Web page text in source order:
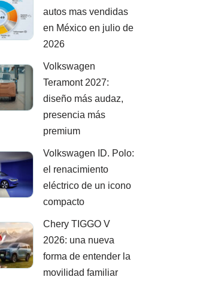
autos mas vendidas
en México en julio de
2026
Volkswagen
Teramont 2027:
diseño más audaz,
presencia más
premium
Volkswagen ID. Polo:
el renacimiento
eléctrico de un icono
compacto
Chery TIGGO V
2026: una nueva
forma de entender la
movilidad familiar